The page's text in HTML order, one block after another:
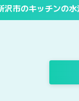
沢市のキッチンの